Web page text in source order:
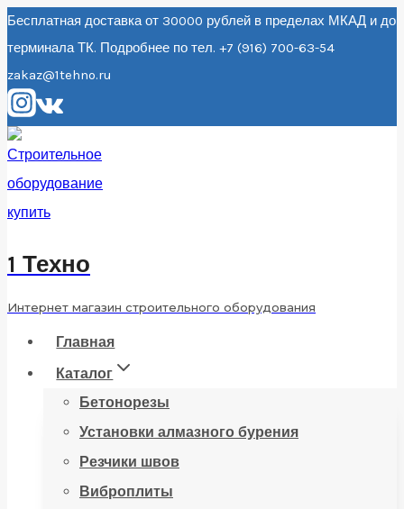
Перейти
к
содержанию
Бесплатная доставка от 30000 рублей в пределах МКАД и до
терминала ТК. Подробнее по тел. +7 (916) 700-63-54
zakaz@1tehno.ru
1 Техно
Интернет магазин строительного оборудования
Главная
Каталог
Бетонорезы
Установки алмазного бурения
Резчики швов
Виброплиты